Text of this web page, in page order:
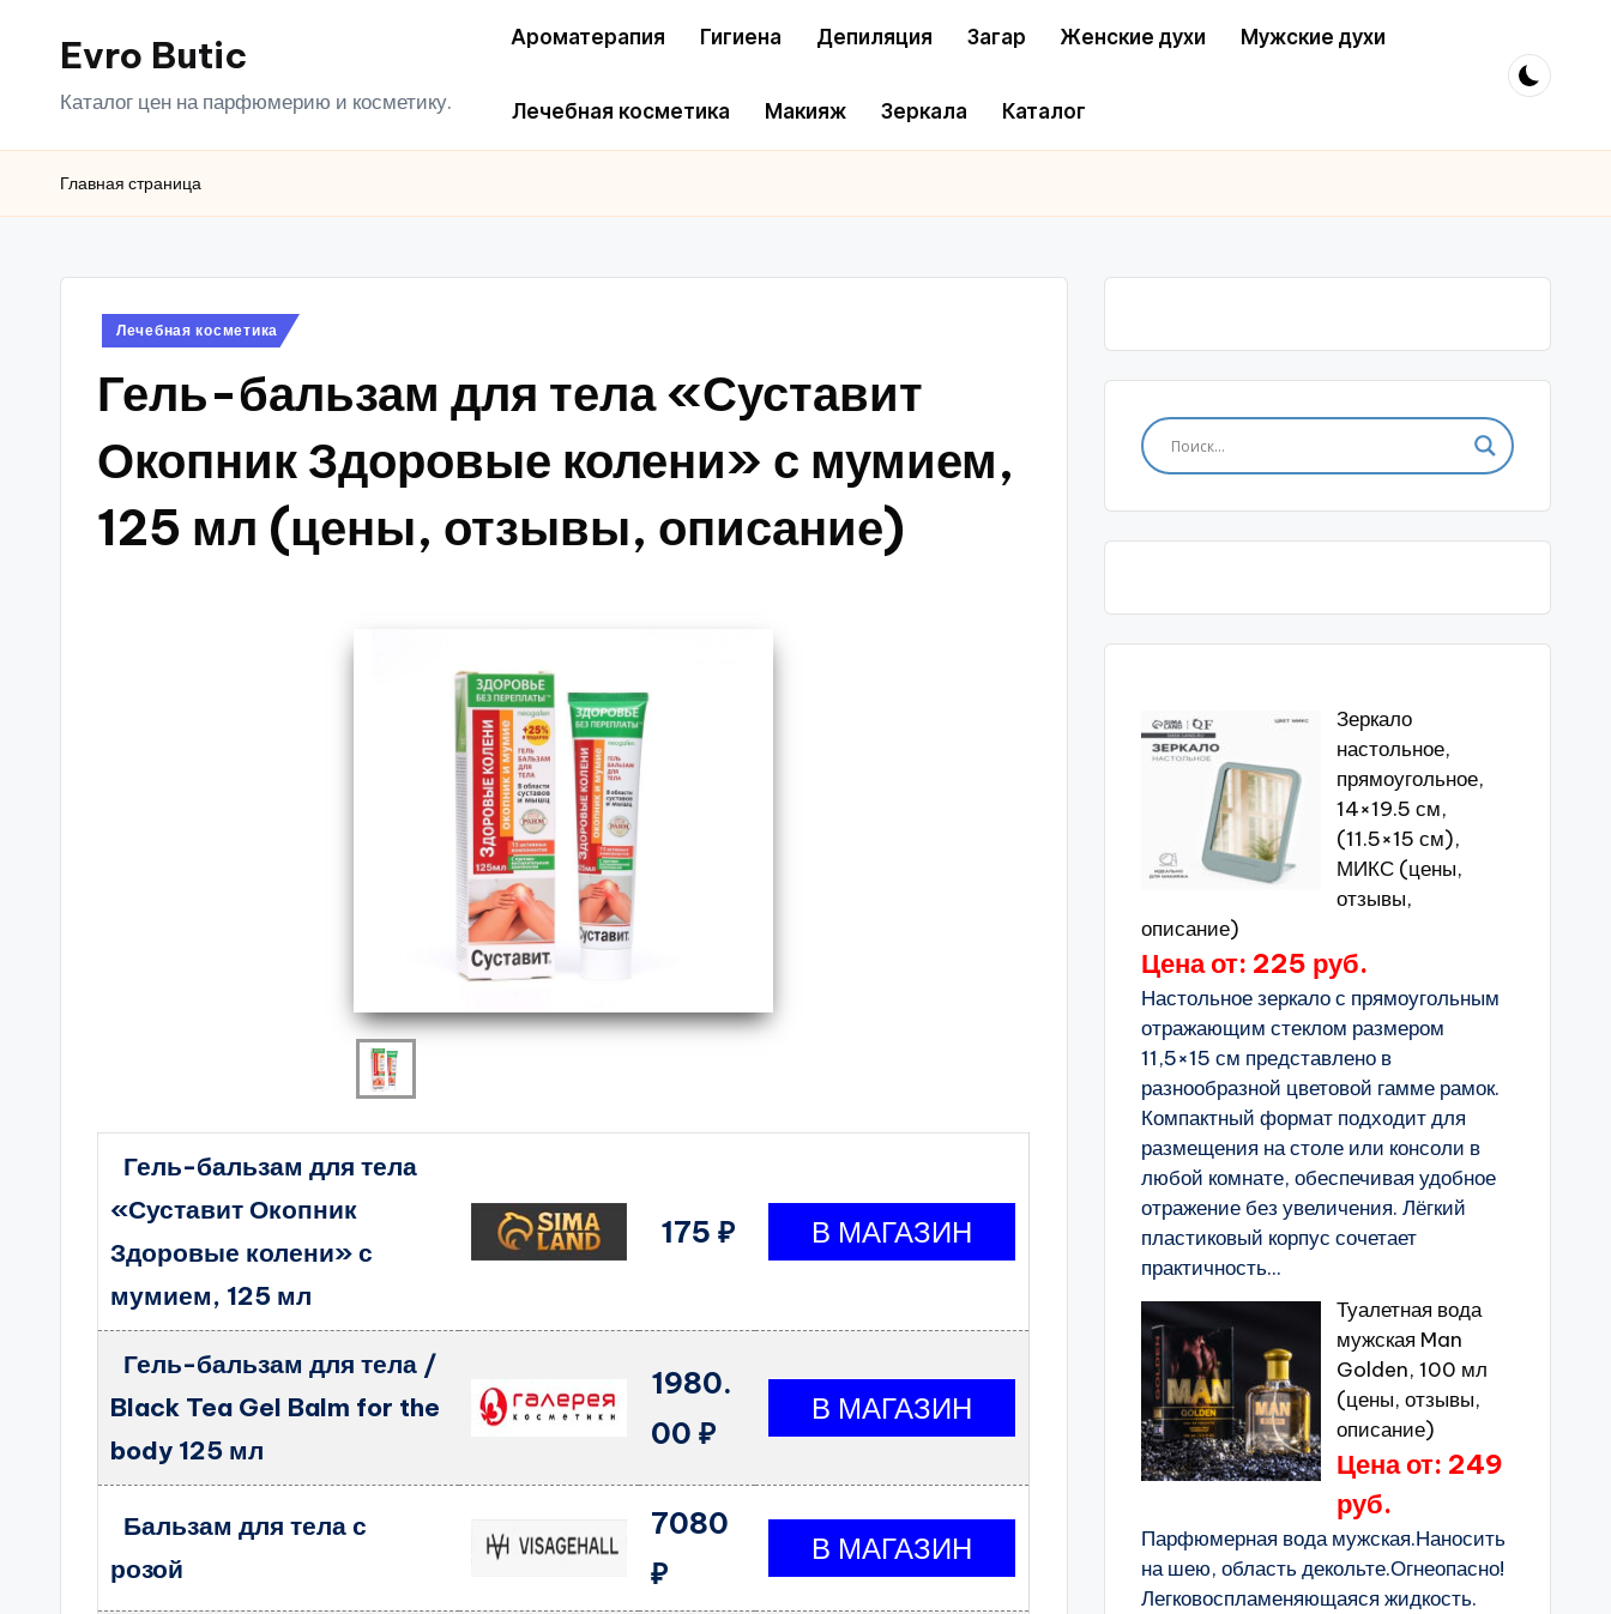
ПерейтиEvro Butic
Каталог цен на парфюмерию и косметику.
Ароматерапия Гигиена Депиляция Загар Женские духи Мужские духи
Лечебная косметика Макияж Зеркала Каталог
Главная страница
Опубликовано
Лечебная косметика
Гель-бальзам для тела «Суставит
Окопник Здоровые колени» с мумием,
125 мл (цены, отзывы, описание)
Гель-бальзам для тела
«Суставит Окопник
Здоровые колени» с
мумием, 125 мл
175 ₽
Гель-бальзам для тела /
Black Tea Gel Balm for the
body 125 мл
1980.
00 ₽
Бальзам для тела с
розой
7080
₽
Зеркало
настольное,
прямоугольное,
14×19.5 см,
(11.5×15 см),
МИКС (цены,
отзывы,
описание)
Цена от: 225 руб.
Настольное зеркало с прямоугольным
отражающим стеклом размером
11,5×15 см представлено в
разнообразной цветовой гамме рамок.
Компактный формат подходит для
размещения на столе или консоли в
любой комнате, обеспечивая удобное
отражение без увеличения. Лёгкий
пластиковый корпус сочетает
практичность...
Туалетная вода
мужская Man
Golden, 100 мл
(цены, отзывы,
описание)
Цена от: 249
руб.
Парфюмерная вода мужская.Наносить
на шею, область декольте.Огнеопасно!
Легковоспламеняющаяся жидкость.